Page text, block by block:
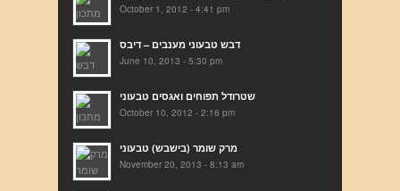
October 1, 2012 - 4:41 pm
דבש טבעוני מענבים – דיבס
June 10, 2013 - 5:30 pm
שטרודל תפוחים ואגסים טבעוני
October 10, 2012 - 2:16 pm
מרק שומר (בישבש) טבעוני
November 20, 2013 - 8:13 am